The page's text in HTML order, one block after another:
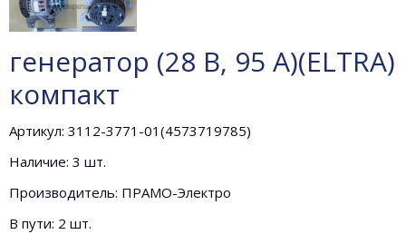
генератор (28 В, 95 А)(ELTRA)
компакт
Артикул: 3112-3771-01(4573719785)
Наличие: 3 шт.
Производитель: ПРАМО-Электро
В пути: 2 шт.